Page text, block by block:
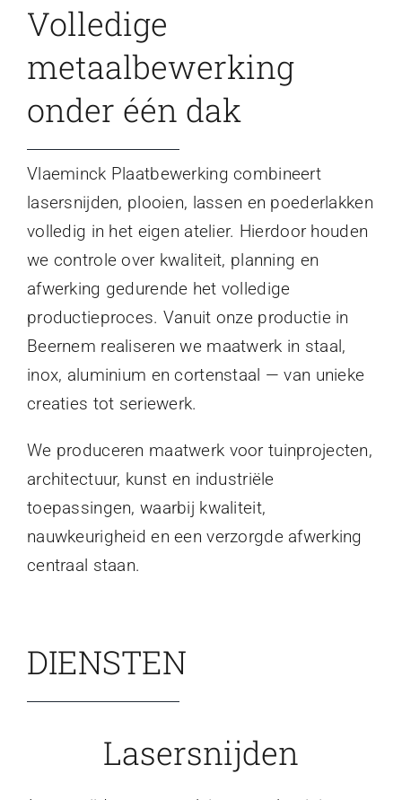
Volledige
metaalbewerking
onder één dak
Vlaeminck Plaatbewerking combineert
lasersnijden, plooien, lassen en poederlakken
volledig in het eigen atelier. Hierdoor houden
we controle over kwaliteit, planning en
afwerking gedurende het volledige
productieproces. Vanuit onze productie in
Beernem realiseren we maatwerk in staal,
inox, aluminium en cortenstaal — van unieke
creaties tot seriewerk.
We produceren maatwerk voor tuinprojecten,
architectuur, kunst en industriële
toepassingen, waarbij kwaliteit,
nauwkeurigheid en een verzorgde afwerking
centraal staan.
DIENSTEN
Lasersnijden